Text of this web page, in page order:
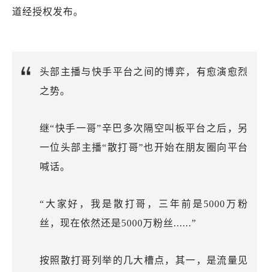
道经授权发布。
头部主播与快手平台之间的博弈，有愈演愈烈
之势。
继“快手一哥”辛巴多次隔空叫板平台之后，另
一位头部主播“散打哥”也开始在朋友圈向平台
喊话。
“大家好，我是散打哥，三年前是5000万粉
丝，现在依然还是5000万粉丝......”
按照散打哥列举的几大槽点，其一，是流量见